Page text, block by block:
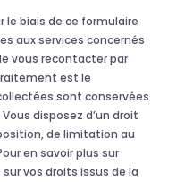
le biais de ce formulaire
aux services concernés
vous recontacter par
est le
sont conservées
disposez d’un droit
de limitation au
en savoir plus sur
vos droits issus de la